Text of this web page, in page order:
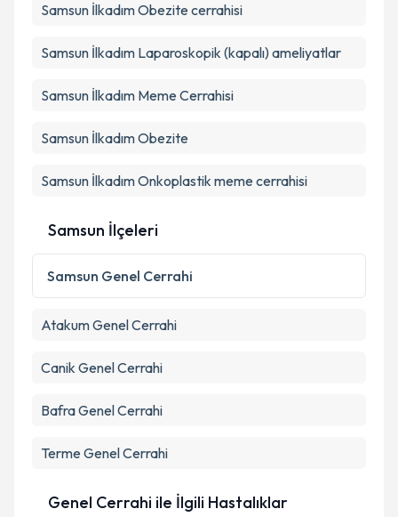
Metni'ni okudum ve kişisel verilerimin belirtilen
Samsun İlkadım Obezite cerrahisi
Samsun İlkadım Laparoskopik (kapalı) ameliyatlar
Samsun İlkadım Meme Cerrahisi
Samsun İlkadım Obezite
Samsun İlkadım Onkoplastik meme cerrahisi
Samsun İlçeleri
Samsun Genel Cerrahi
AtakumGenel Cerrahi
Canik Genel Cerrahi
BafraGenel Cerrahi
Terme Genel Cerrahi
Genel Cerrahi ile İlgili Hastalıklar